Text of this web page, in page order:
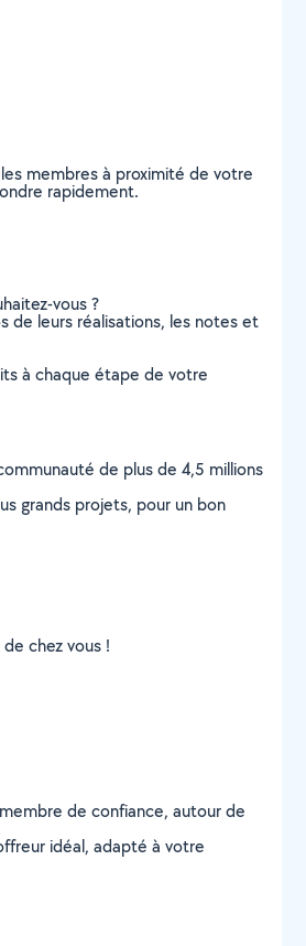
membres à proximité de votre
rapidement.
vous ?
de leurs réalisations, les notes et
à chaque étape de votre
de plus de 4,5 millions
grands projets, pour un bon
chez vous !
de confiance, autour de
idéal, adapté à votre